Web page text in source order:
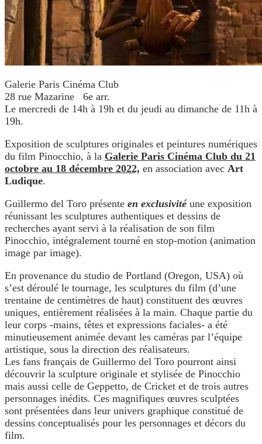
Galerie Paris Cinéma Club
28 rue Mazarine 6e arr.
Le mercredi de 14h à 19h et du jeudi au dimanche de 11h à
19h.
Exposition de sculptures originales et peintures numériques
du film Pinocchio, à la Galerie Paris Cinéma Club du 21
octobre au 18 décembre 2022, en association avec Art
Ludique.
Guillermo del Toro présente en exclusivitéune exposition
réunissant les sculptures authentiques et dessins de
recherches ayant servi à la réalisation de son film
Pinocchio, intégralement tourné en stop-motion (animation
image par image).
En provenance du studio de Portland (Oregon, USA) où
s’est déroulé le tournage, les sculptures du film (d’une
trentaine de centimètres de haut) constituent des œuvres
uniques, entièrement réalisées à la main. Chaque partie du
leur corps -mains, têtes et expressions faciales- a été
minutieusement animée devant les caméras par l’équipe
artistique, sous la direction des réalisateurs.
Les fans français de Guillermo del Toro pourront ainsi
découvrir la sculpture originale et stylisée de Pinocchio
mais aussi celle de Geppetto, de Cricket et de trois autres
personnages inédits. Ces magnifiques œuvres sculptées
sont présentées dans leur univers graphique constitué de
dessins conceptualisés pour les personnages et décors du
film.